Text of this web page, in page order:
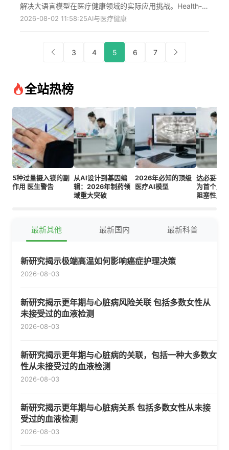
院运营优化方面的最新进展。
解决大语言模型在医疗健康领域的实际应用挑战。Health-
LLM通过精心设计的上下文工程将可穿戴设备数据流转化为
章详细分析了监管环境演变、成本效益权衡及实用实施策
略，为医疗科技企业部署AI提供了基于实证的蓝图，标志着
AI产品开发指明了方向。
2026-08-02 11:58:25AI与医疗健康
3 4 5 6 7
全站热榜
5种过量摄入镁的副
作用 医生警告
从AI设计到基因编
辑：2026年制药领
域重大突破
2026年必知的顶级
医疗AI模型
达必妥在
为首个用
阻塞性肺
最新其他 最新国内 最新科普
新研究揭示极端高温如何影响癌症护理决策
2026-08-03
新研究揭示更年期与心脏病风险关联 包括多数女性从
未接受过的血液检测
2026-08-03
新研究揭示更年期与心脏病的关联，包括一种大多数女
性从未接受过的血液检测
2026-08-03
新研究揭示更年期与心脏病关系 包括多数女性从未接
受过的血液检测
2026-08-03